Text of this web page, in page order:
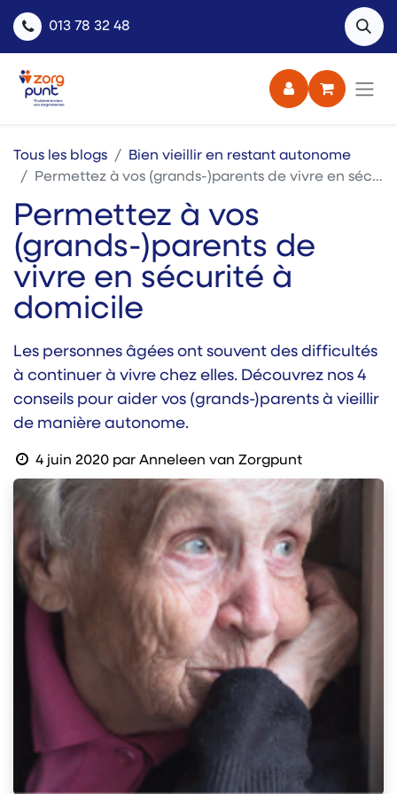
013 78 32 48
Tous les blogs
Bien vieillir en restant autonome
Permettez à vos (grands-)parents de vivre en sécurité à domicile
Permettez à vos
(grands-)parents de
vivre en sécurité à
domicile
Les personnes âgées ont souvent des difficultés
à continuer à vivre chez elles. Découvrez nos 4
conseils pour aider vos (grands-)parents à vieillir
de manière autonome.
4 juin 2020 par Anneleen van Zorgpunt